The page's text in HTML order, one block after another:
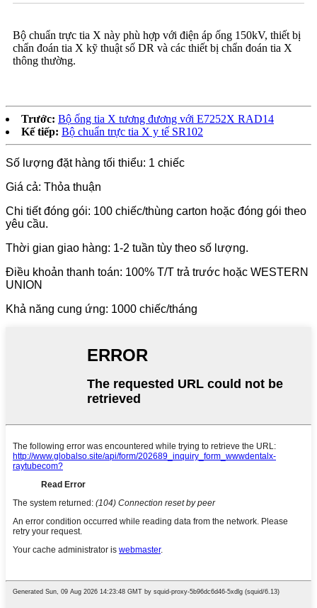
Bộ chuẩn trực tia X này phù hợp với điện áp ống 150kV, thiết bị
chẩn đoán tia X kỹ thuật số DR và ​​các thiết bị chẩn đoán tia X
thông thường.
Trước: Bộ ống tia X tương đương với E7252X RAD14
Kế tiếp: Bộ chuẩn trực tia X y tế SR102
Số lượng đặt hàng tối thiểu: 1 chiếc
Giá cả: Thỏa thuận
Chi tiết đóng gói: 100 chiếc/thùng carton hoặc đóng gói theo
yêu cầu.
Thời gian giao hàng: 1-2 tuần tùy theo số lượng.
Điều khoản thanh toán: 100% T/T trả trước hoặc WESTERN
UNION
Khả năng cung ứng: 1000 chiếc/tháng